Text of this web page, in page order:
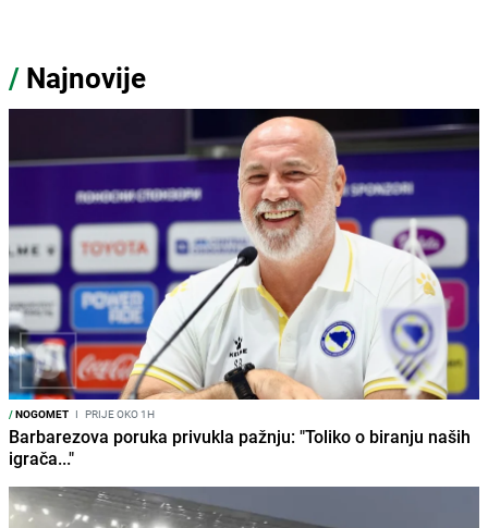
/ Najnovije
/NOGOMET I PRIJE OKO 1H
Barbarezova poruka privukla pažnju: "Toliko o biranju naših
igrača..."